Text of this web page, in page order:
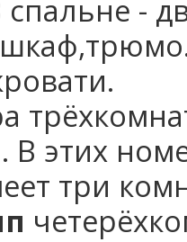
-
В этих
три